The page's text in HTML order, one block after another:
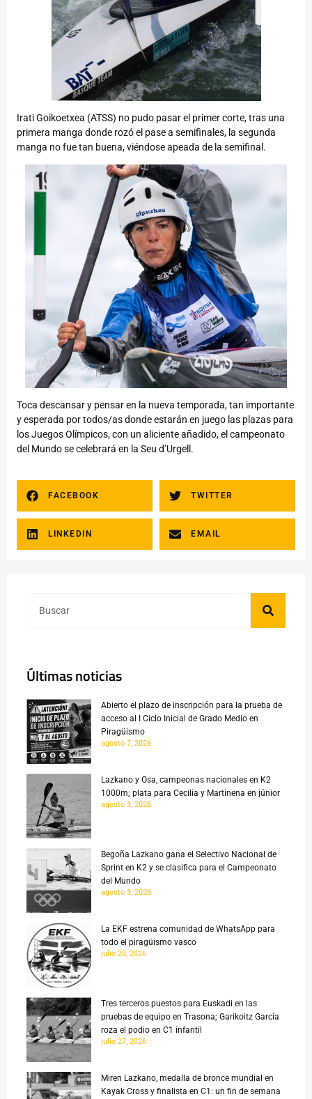
Irati Goikoetxea (ATSS) no pudo pasar el primer corte, tras una
primera manga donde rozó el pase a semifinales, la segunda
manga no fue tan buena, viéndose apeada de la semifinal.
Toca descansar y pensar en la nueva temporada, tan importante
y esperada por todos/as donde estarán en juego las plazas para
los Juegos Olímpicos, con un aliciente añadido, el campeonato
del Mundo se celebrará en la Seu d’Urgell.
FACEBOOK TWITTER
LINKEDIN EMAIL
Últimas noticias
Abierto el plazo de inscripción para la prueba de
acceso al I Ciclo Inicial de Grado Medio en
Piragüismo
agosto 7, 2026
Lazkano y Osa, campeonas nacionales en K2
1000m; plata para Cecilia y Martinena en júnior
agosto 3, 2026
Begoña Lazkano gana el Selectivo Nacional de
Sprint en K2 y se clasifica para el Campeonato
del Mundo
agosto 3, 2026
La EKF estrena comunidad de WhatsApp para
todo el piragüismo vasco
julio 28, 2026
Tres terceros puestos para Euskadi en las
pruebas de equipo en Trasona; Garikoitz García
roza el podio en C1 infantil
julio 27, 2026
Miren Lazkano, medalla de bronce mundial en
Kayak Cross y finalista en C1: un fin de semana